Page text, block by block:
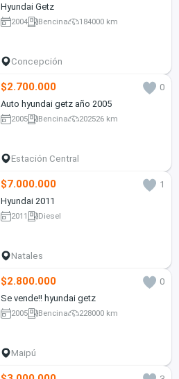
Hyundai Getz
2004 Bencina 184000 km
Concepción
$2.700.000
0
Auto hyundai getz año 2005
2005 Bencina 202526 km
Estación Central
$7.000.000
1
Hyundai 2011
2011 Diesel
Natales
$2.800.000
0
Se vende!! hyundai getz
2005 Bencina 228000 km
Maipú